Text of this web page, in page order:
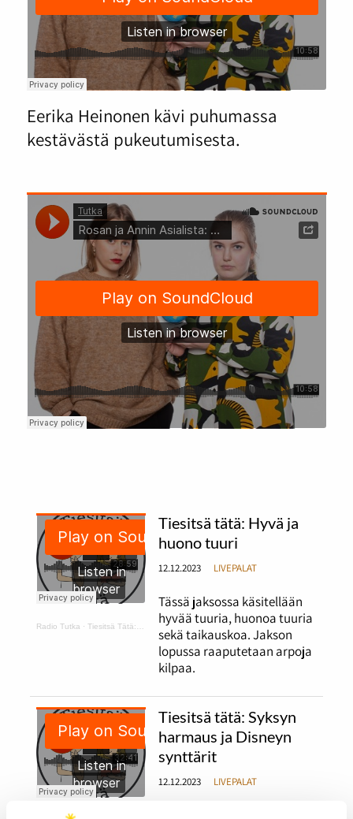
Eerika Heinonen kävi puhumassa
kestävästä pukeutumisesta.
Radio Tutka ·Tiesitsä Tätä: hyvä ja huono tuuri
Tiesitsä tätä: Hyvä ja
huono tuuri
12.12.2023 LIVEPALAT
Tässä jaksossa käsitellään
hyvää tuuria, huonoa tuuria
sekä taikauskoa. Jakson
lopussa raaputetaan arpoja
kilpaa.
Tiesitsä tätä: Syksyn
harmaus ja Disneyn
synttärit
12.12.2023 LIVEPALAT